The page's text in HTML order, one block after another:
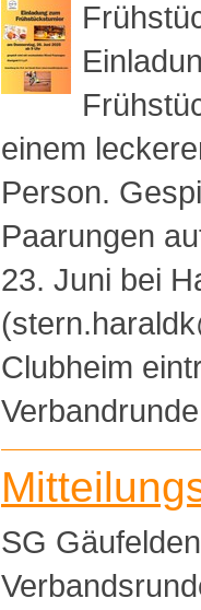
einem
Person.
Paarungen
23. Juni bei
Clubheim
SG